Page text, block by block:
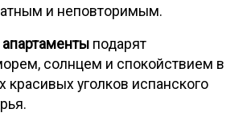
и неповторимым.
апартаменты подарят
солнцем и спокойствием в
уголков испанского